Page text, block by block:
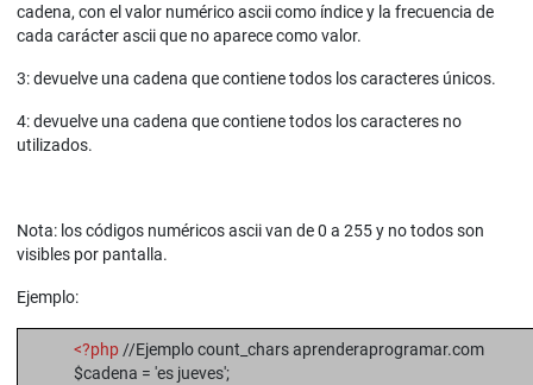
cadena, con el valor numérico ascii como índice y la frecuencia de
cada carácter ascii que no aparece como valor.
3: devuelve una cadena que contiene todos los caracteres únicos.
4: devuelve una cadena que contiene todos los caracteres no
utilizados.
Nota: los códigos numéricos ascii van de 0 a 255 y no todos son
visibles por pantalla.
Ejemplo:
<?php //Ejemplo count_chars aprenderaprogramar.com
$cadena = 'es jueves';